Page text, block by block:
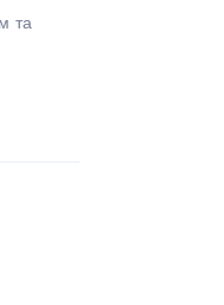
та